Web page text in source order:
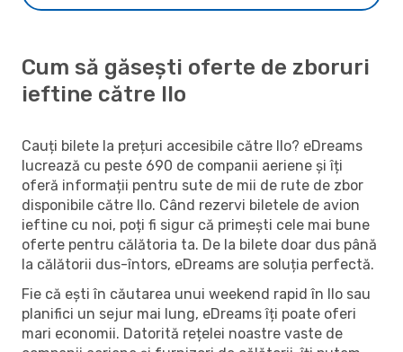
Cum să găsești oferte de zboruri
ieftine către Ilo
Cauți bilete la prețuri accesibile către Ilo? eDreams
lucrează cu peste 690 de companii aeriene și îți
oferă informații pentru sute de mii de rute de zbor
disponibile către Ilo. Când rezervi biletele de avion
ieftine cu noi, poți fi sigur că primești cele mai bune
oferte pentru călătoria ta. De la bilete doar dus până
la călătorii dus-întors, eDreams are soluția perfectă.
Fie că ești în căutarea unui weekend rapid în Ilo sau
planifici un sejur mai lung, eDreams îți poate oferi
mari economii. Datorită rețelei noastre vaste de